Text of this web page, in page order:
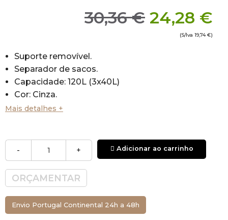
30,36 € 24,28 €
(S/Iva 19,74 €)
Suporte removível.
Separador de sacos.
Capacidade: 120L (3x40L)
Cor: Cinza.
Peça funcional para os carros Magic Hotel.
Mais detalhes +
- + Adicionar ao carrinho
ORÇAMENTAR
Envio Portugal Continental 24h a 48h